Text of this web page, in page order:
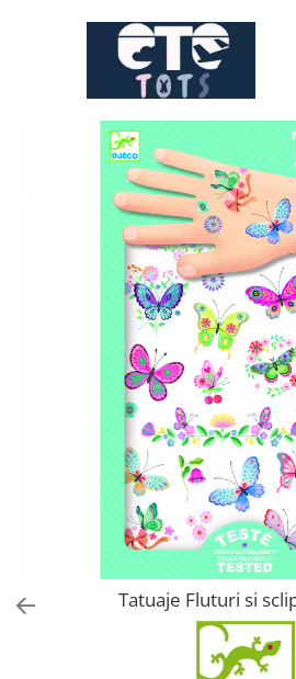
CĂRUCIOARE & SCAUNE AUTO
cărucioare YOYO
cărucioare NUNA
cărucioare U-GROW
scaune auto pentru avion
accesorii cărucioare
accesorii scaun auto
accesorii scaun avion
Tatuaje Fluturi si